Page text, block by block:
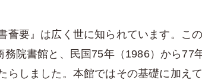
要』は広く世に知られています。こ
院書館と、民国75年（1986）から77
しました。本館ではその基礎に加え